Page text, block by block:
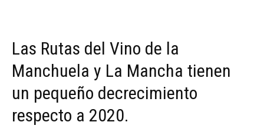
Las Rutas del Vino de la
Manchuela y La Mancha tienen
un pequeño decrecimiento
respecto a 2020.